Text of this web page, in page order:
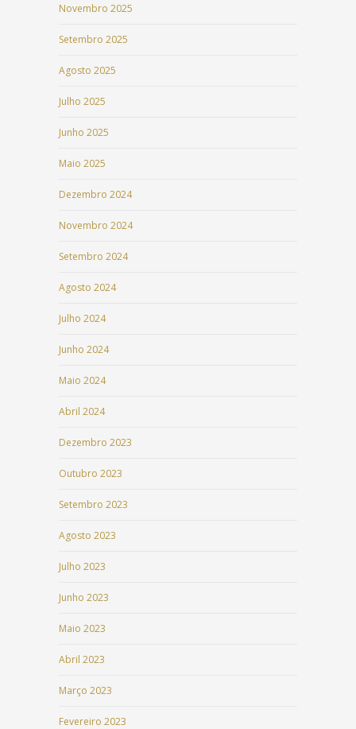
Novembro 2025
Setembro 2025
Agosto 2025
Julho 2025
Junho 2025
Maio 2025
Dezembro 2024
Novembro 2024
Setembro 2024
Agosto 2024
Julho 2024
Junho 2024
Maio 2024
Abril 2024
Dezembro 2023
Outubro 2023
Setembro 2023
Agosto 2023
Julho 2023
Junho 2023
Maio 2023
Abril 2023
Março 2023
Fevereiro 2023